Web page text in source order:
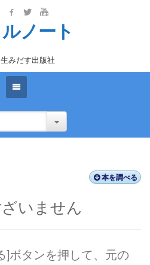
ノート
みだす出版社
本を調べる
いません
]ボタンを押して、元の